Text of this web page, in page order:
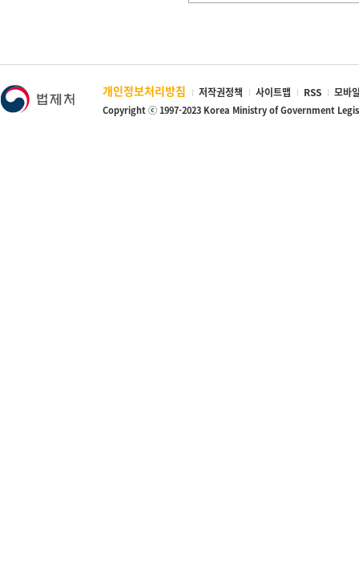
개인정보처리방침 저작권정책 사이트맵 RSS 모바
Copyright ⓒ 1997-2023 Korea Ministry of Government